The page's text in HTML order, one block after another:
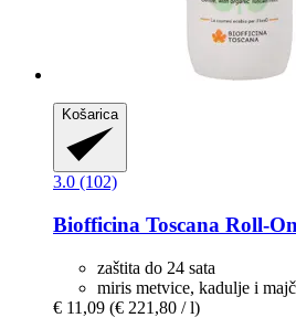
Košarica
3.0 (102)
Biofficina Toscana Roll-​
zaštita do 24 sata
miris metvice, kadulje i
€ 11,09 (€ 221,80 / l)